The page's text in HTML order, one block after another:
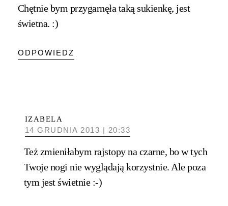
Chętnie bym przygarnęła taką sukienkę, jest
świetna. :)
ODPOWIEDZ
IZABELA
14 GRUDNIA 2013 | 20:33
Też zmieniłabym rajstopy na czarne, bo w tych
Twoje nogi nie wyglądają korzystnie. Ale poza
tym jest świetnie :-)